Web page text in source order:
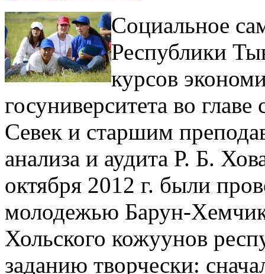
Социальное
Республики
курсов
госуниверситета во
Севек и старшим
анализа и аудита Р. Б.
октября 2012 г. были
молодежью Барун-
Хольского кожуунов
заданию творчески: